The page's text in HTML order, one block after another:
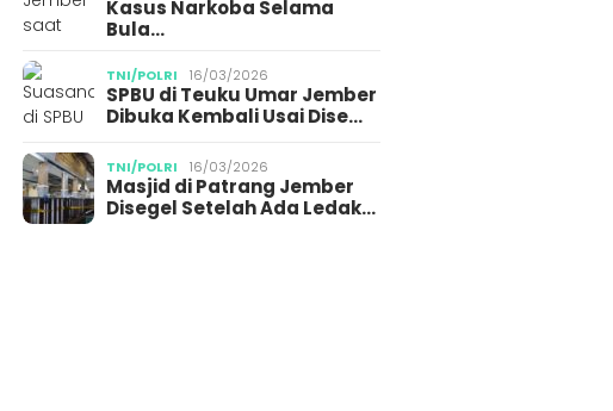
Kasus Narkoba Selama
Bula…
TNI/POLRI 16/03/2026
SPBU di Teuku Umar Jember
Dibuka Kembali Usai Dise…
TNI/POLRI 16/03/2026
Masjid di Patrang Jember
Disegel Setelah Ada Ledak…